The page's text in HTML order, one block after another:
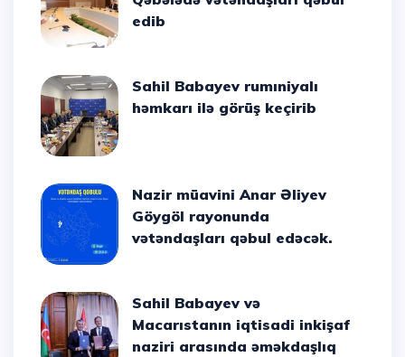
edib
Sahil Babayev rumıniyalı
həmkarı ilə görüş keçirib
Nazir müavini Anar Əliyev
Göygöl rayonunda
vətəndaşları qəbul edəcək.
Sahil Babayev və
Macarıstanın iqtisadi inkişaf
naziri arasında əməkdaşlıq